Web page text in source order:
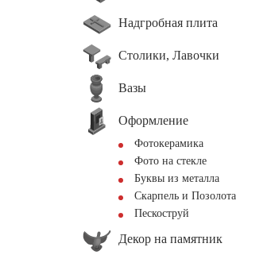
Надгробная плита
Столики, Лавочки
Вазы
Оформление
Фотокерамика
Фото на стекле
Буквы из металла
Скарпель и Позолота
Пескоструй
Декор на памятник